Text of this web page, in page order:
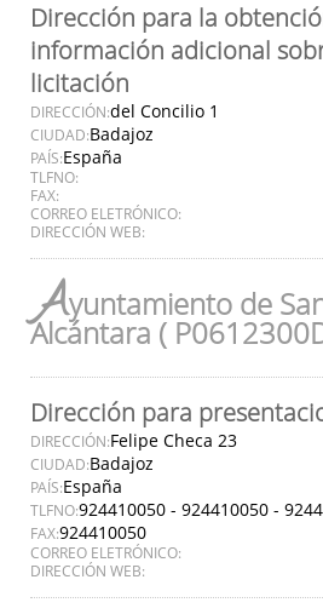
Dirección para la
información adicional
licitación
DIRECCIÓN:del Concilio 1
CIUDAD:Badajoz
PAÍS:España
TLFNO:
FAX:
CORREO ELETRÓNICO:
DIRECCIÓN WEB:
Ayuntamiento de
Alcántara (
Dirección para
DIRECCIÓN:Felipe Checa 23
CIUDAD:Badajoz
PAÍS:España
TLFNO:924410050 - 924410050 -
FAX:924410050
CORREO ELETRÓNICO:
DIRECCIÓN WEB: